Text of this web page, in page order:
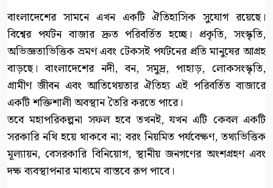
বাংলাদেশের সামনে এখন একটি ঐতিহাসিক সুযোগ রয়েছে।
বিশ্বের পর্যটন বাজার দ্রুত পরিবর্তিত হচ্ছে। প্রকৃতি, সংস্কৃতি,
অভিজ্ঞতাভিত্তিক ভ্রমণ এবং টেকসই পর্যটনের প্রতি মানুষের আগ্রহ
বাড়ছে। বাংলাদেশের নদী, বন, সমুদ্র, পাহাড়, লোকসংস্কৃতি,
গ্রামীণ জীবন এবং আতিথেয়তার ঐতিহ্য এই পরিবর্তিত বাজারে
একটি শক্তিশালী অবস্থান তৈরি করতে পারে।
তবে মহাপরিকল্পনা সফল হবে তখনই, যখন এটি কেবল একটি
সরকারি নথি হয়ে থাকবে না; বরং নিয়মিত পর্যবেক্ষণ, তথ্যভিত্তিক
মূল্যায়ন, বেসরকারি বিনিয়োগ, স্থানীয় জনগণের অংশগ্রহণ এবং
দক্ষ ব্যবস্থাপনার মাধ্যমে বাস্তবে রূপ পাবে।